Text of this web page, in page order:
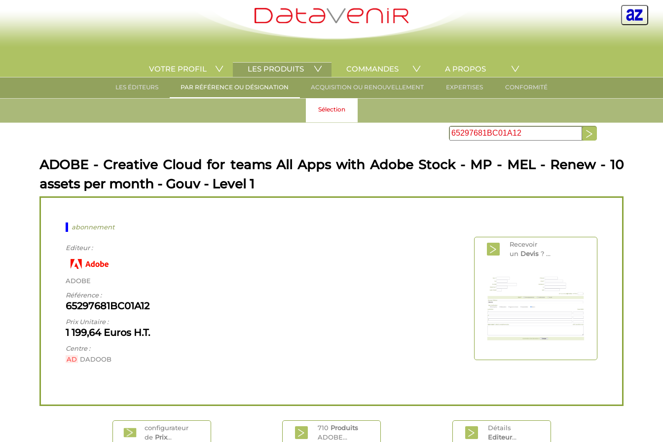
VOTRE PROFIL LES PRODUITS COMMANDES A PROPOS
LES ÉDITEURS PAR RÉFÉRENCE OU DÉSIGNATION ACQUISITION OU RENOUVELLEMENT EXPERTISES CONFORMITÉ
Sélection
ADOBE - Creative Cloud for teams All Apps with Adobe Stock - MP - MEL - Renew - 10
assets per month - Gouv - Level 1
abonnement
Editeur :
ADOBE
Référence :
65297681BC01A12
Prix Unitaire :
1 199,64 Euros H.T.
Centre :
AD DADOOB
Recevoir
un Devis ? ...
configurateur
de Prix...
710 Produits
ADOBE...
Détails
Editeur...